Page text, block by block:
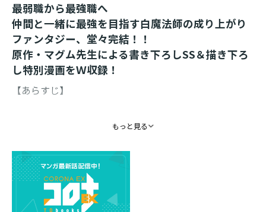
最弱職から最強職へ
仲間と一緒に最強を目指す白魔法師の成り上がり
ファンタジー、堂々完結！！
原作・マグム先生による書き下ろしSS＆描き下ろ
し特別漫画をＷ収録！
【あらすじ】
けがえのない日々を過ごしていたノエル。
よってダンジョンが氾濫！ 黒い魔物たちが街になだれ
込む緊急事態に！
混乱の中、闇へと堕ちたマーカスと対峙するノエル。光
と闇、ふたりの戦いの結末は！？
もっと見る